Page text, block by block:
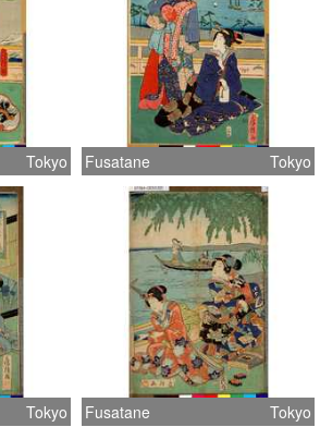
Tokyo Fusatane Tokyo
Tokyo Fusatane Tokyo